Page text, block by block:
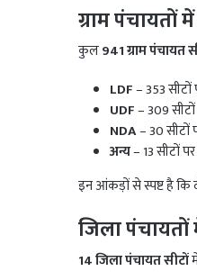
ग्राम पंचायतों
कुल941 ग्राम पंचायत
LDF– 353
UDF– 309
NDA– 30
अन्य– 13 सीटों
इन आंकड़ों से स्पष्ट है कि
जिला
14 जिला पंचायत सीटों